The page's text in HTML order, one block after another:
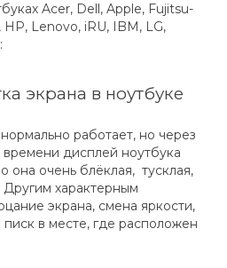
Acer, Dell, Apple, Fujitsu-
Lenovo, iRU, IBM, LG,
экрана в ноутбуке
работает, но через
дисплей ноутбука
она очень блёклая, тусклая,
Другим характерным
экрана, смена яркости,
в месте, где расположен